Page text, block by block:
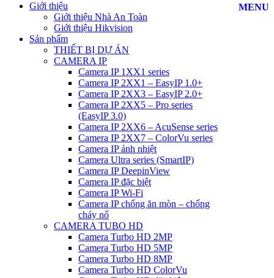
MENU
Giới thiệu
Giới thiệu Nhà An Toàn
Giới thiệu Hikvision
Sản phẩm
THIẾT BỊ DỰ ÁN
CAMERA IP
Camera IP 1XX1 series
Camera IP 2XX1 – EasyIP 1.0+
Camera IP 2XX3 – EasyIP 2.0+
Camera IP 2XX5 – Pro series
(EasyIP 3.0)
Camera IP 2XX6 – AcuSense series
Camera IP 2XX7 – ColorVu series
Camera IP ảnh nhiệt
Camera Ultra series (SmartIP)
Camera IP DeepinView
Camera IP đặc biệt
Camera IP Wi-Fi
Camera IP chống ăn mòn – chống
cháy nổ
CAMERA TUBO HD
Camera Turbo HD 2MP
Camera Turbo HD 5MP
Camera Turbo HD 8MP
Camera Turbo HD ColorVu